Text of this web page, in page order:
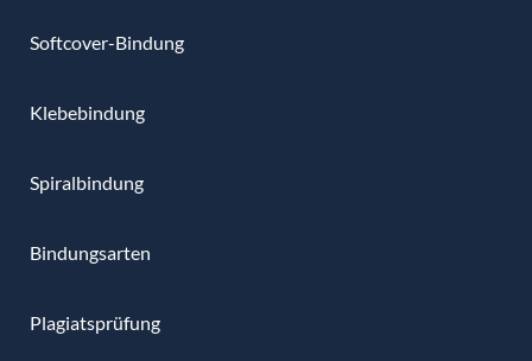
Softcover-Bindung
Klebebindung
Spiralbindung
Bindungsarten
Plagiatsprüfung